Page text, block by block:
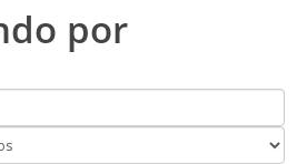
por